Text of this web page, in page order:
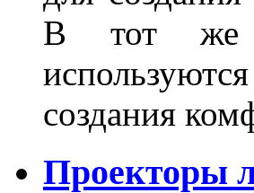
В тот же
создания
Проекторы